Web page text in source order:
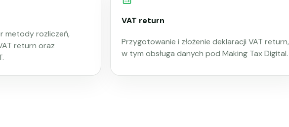
metody rozliczeń,
return oraz
VAT return
Przygotowanie i złożenie deklaracji VAT return,
w tym obsługa danych pod Making Tax Digital.